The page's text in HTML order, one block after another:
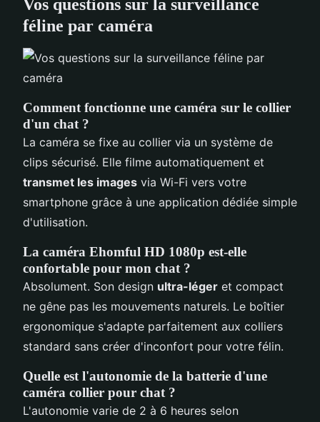
Vos questions sur la surveillance
féline par caméra
Comment fonctionne une caméra sur le collier
d'un chat ?
La caméra se fixe au collier via un système de
clips sécurisé. Elle filme automatiquement et
transmet les images via Wi-Fi vers votre
smartphone grâce à une application dédiée simple
d'utilisation.
La caméra Ehomful HD 1080p est-elle
confortable pour mon chat ?
Absolument. Son design ultra-léger et compact
ne gêne pas les mouvements naturels. Le boîtier
ergonomique s'adapte parfaitement aux colliers
standard sans créer d'inconfort pour votre félin.
Quelle est l'autonomie de la batterie d'une
caméra collier pour chat ?
L'autonomie varie de 2 à 6 heures selon